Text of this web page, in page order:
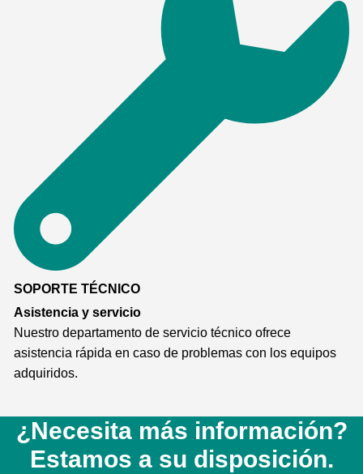
SOPORTE TÉCNICO
Asistencia y servicio
Nuestro departamento de servicio técnico ofrece
asistencia rápida en caso de problemas con los equipos
adquiridos.
¿Necesita más información?
Estamos a su disposición.